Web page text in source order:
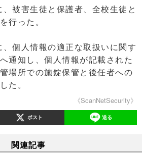
被害生徒と保護者、全校生徒と
行った。
個人情報の適正な取扱いに関す
通知し、個人情報が記載された
場所での施錠保管と後任者への
た。
《ScanNetSecurity》
ポスト 送る
関連記事